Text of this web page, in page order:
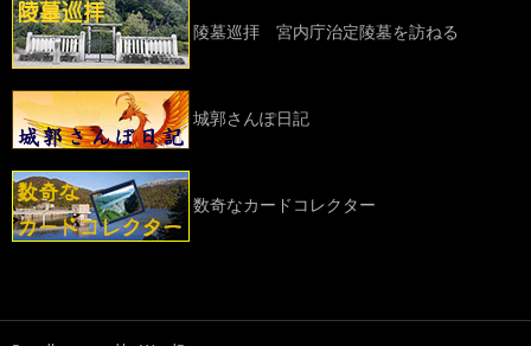
陵墓巡拝 宮内庁治定陵墓を訪ねる
城郭さんぽ日記
数奇なカードコレクター